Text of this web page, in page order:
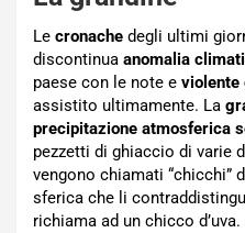
Le cronache degli ultimi
discontinua anomalia
paese con le note e violente
assistito ultimamente. La
precipitazione atmosferica
pezzetti di ghiaccio di varie
vengono chiamati “chicchi”
sferica che li
richiama ad un chicco